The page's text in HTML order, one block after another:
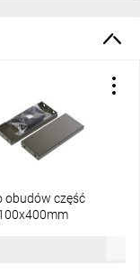
obudów część